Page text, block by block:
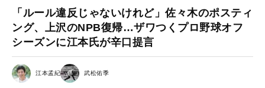
「ルール違反じゃないけれど」佐々木のポスティ
ング、上沢のNPB復帰…ザワつくプロ野球オフ
シーズンに江本氏が辛口提言
江本孟紀 武松佑季